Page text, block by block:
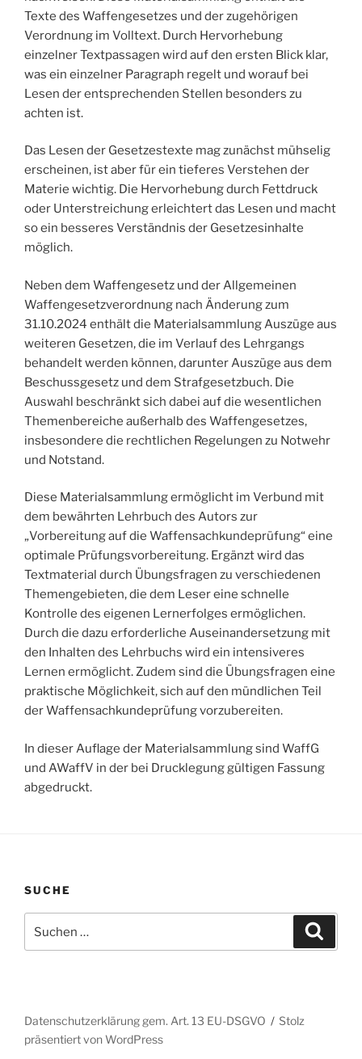
Texte des Waffengesetzes und der zugehörigen
Verordnung im Volltext. Durch Hervorhebung
einzelner Textpassagen wird auf den ersten Blick klar,
was ein einzelner Paragraph regelt und worauf bei
Lesen der entsprechenden Stellen besonders zu
achten ist.
Das Lesen der Gesetzestexte mag zunächst mühselig
erscheinen, ist aber für ein tieferes Verstehen der
Materie wichtig. Die Hervorhebung durch Fettdruck
oder Unterstreichung erleichtert das Lesen und macht
so ein besseres Verständnis der Gesetzesinhalte
möglich.
Neben dem Waffengesetz und der Allgemeinen
Waffengesetzverordnung nach Änderung zum
31.10.2024 enthält die Materialsammlung Auszüge aus
weiteren Gesetzen, die im Verlauf des Lehrgangs
behandelt werden können, darunter Auszüge aus dem
Beschussgesetz und dem Strafgesetzbuch. Die
Auswahl beschränkt sich dabei auf die wesentlichen
Themenbereiche außerhalb des Waffengesetzes,
insbesondere die rechtlichen Regelungen zu Notwehr
und Notstand.
Diese Materialsammlung ermöglicht im Verbund mit
dem bewährten Lehrbuch des Autors zur
„Vorbereitung auf die Waffensachkundeprüfung“ eine
optimale Prüfungsvorbereitung. Ergänzt wird das
Textmaterial durch Übungsfragen zu verschiedenen
Themengebieten, die dem Leser eine schnelle
Kontrolle des eigenen Lernerfolges ermöglichen.
Durch die dazu erforderliche Auseinandersetzung mit
den Inhalten des Lehrbuchs wird ein intensiveres
Lernen ermöglicht. Zudem sind die Übungsfragen eine
praktische Möglichkeit, sich auf den mündlichen Teil
der Waffensachkundeprüfung vorzubereiten.
In dieser Auflage der Materialsammlung sind WaffG
und AWaffV in der bei Drucklegung gültigen Fassung
abgedruckt.
SUCHE
nach:
Datenschutzerklärung gem. Art. 13 EU-DSGVO
Stolz
präsentiert von WordPress